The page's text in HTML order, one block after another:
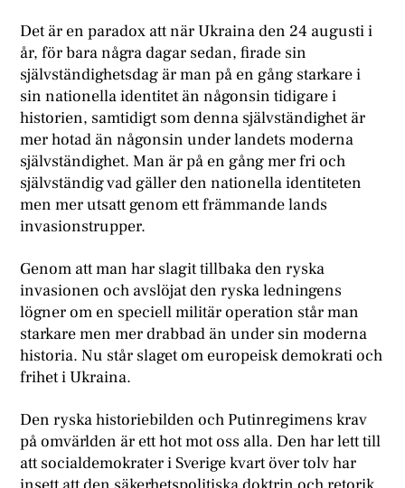
Det är en paradox att när Ukraina den 24 augusti i
år, för bara några dagar sedan, firade sin
självständighetsdag är man på en gång starkare i
sin nationella identitet än någonsin tidigare i
historien, samtidigt som denna självständighet är
mer hotad än någonsin under landets moderna
självständighet. Man är på en gång mer fri och
självständig vad gäller den nationella identiteten
men mer utsatt genom ett främmande lands
invasionstrupper.
Genom att man har slagit tillbaka den ryska
invasionen och avslöjat den ryska ledningens
lögner om en speciell militär operation står man
starkare men mer drabbad än under sin moderna
historia. Nu står slaget om europeisk demokrati och
frihet i Ukraina.
Den ryska historiebilden och Putinregimens krav
på omvärlden är ett hot mot oss alla. Den har lett till
att socialdemokrater i Sverige kvart över tolv har